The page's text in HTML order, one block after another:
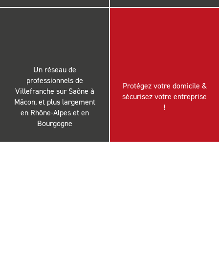
Un réseau de
professionnels de
Villefranche sur Saône à
Mâcon, et plus largement
en Rhône-Alpes et en
Bourgogne
Protégez votre domicile &
sécurisez votre entreprise
!